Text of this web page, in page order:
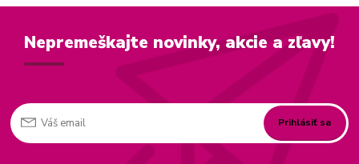
Nepremeškajte novinky, akcie a zľavy!
Prihlásiť sa